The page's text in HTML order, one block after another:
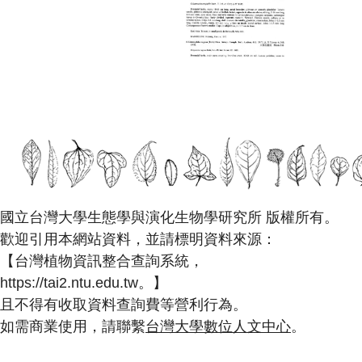
國立台灣大學生態學與演化生物學研究所 版權所有。
歡迎引用本網站資料，並請標明資料來源：
【台灣植物資訊整合查詢系統，
https://tai2.ntu.edu.tw。】
且不得有收取資料查詢費等營利行為。
如需商業使用，請聯繫台灣大學數位人文中心。